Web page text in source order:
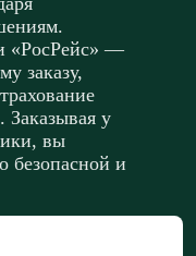
«РосРейс» —
заказу,
Заказывая у
вы
безопасной и